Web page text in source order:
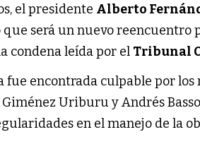
el presidente Alberto
que será un nuevo reencuentro
condena leída por el Tribunal
fue encontrada culpable por los
Uriburu y Andrés
en el manejo de la